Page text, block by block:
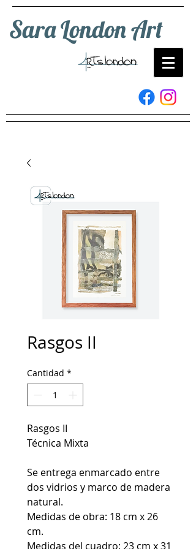
Sara London Art
Rasgos II
Cantidad *
Rasgos II
Técnica Mixta
Se entrega enmarcado entre
dos vidrios y marco de madera
natural.
Medidas de obra: 18 cm x 26
cm.
Medidas del cuadro: 23 cm x 31